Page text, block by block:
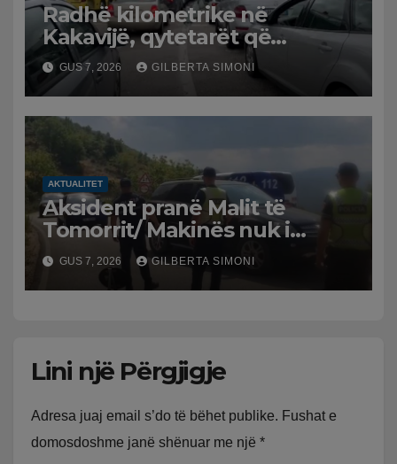
Radhë kilometrike në
Kakavijë, qytetarët që
kthehen në Shqipëri
bllokohen në temperatura të
larta, pala greke punon me
ritme të ngadalta
GUS 7, 2026 GILBERTA SIMONI
AKTUALITET
Aksident pranë Malit të
Tomorrit/ Makinës nuk i
punuan frenat dhe doli nga
rruga, plagosen 7 persona, dy
në gjendje të rëndë te
GUS 7, 2026 GILBERTA SIMONI
Lini një Përgjigje
Adresa juaj email s’do të bëhet publike. Fushat e
domosdoshme janë shënuar me një *